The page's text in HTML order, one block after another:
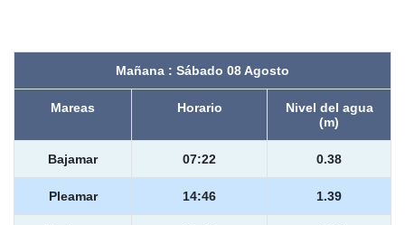
Mañana : Sábado 08 Agosto
Mareas Horario
Nivel del agua
(m)
Bajamar 07:22 0.38
Pleamar 14:46 1.39